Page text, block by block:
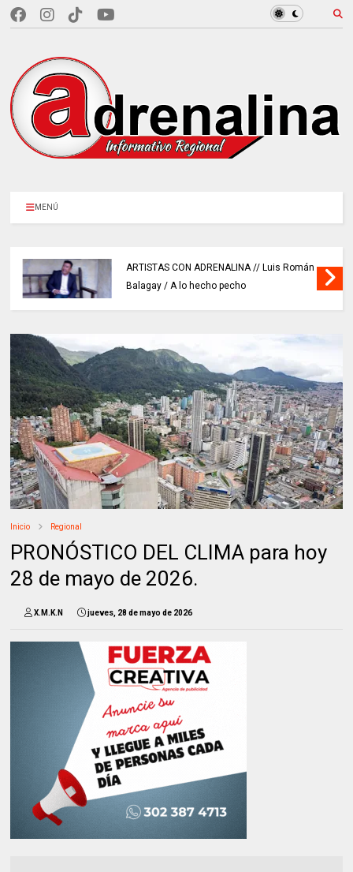
MENÚ
ARTISTAS CON ADRENALINA // Luis Román
Balagay / A lo hecho pecho
Inicio Regional
PRONÓSTICO DEL CLIMA para hoy
28 de mayo de 2026.
X.M.K.N jueves, 28 de mayo de 2026